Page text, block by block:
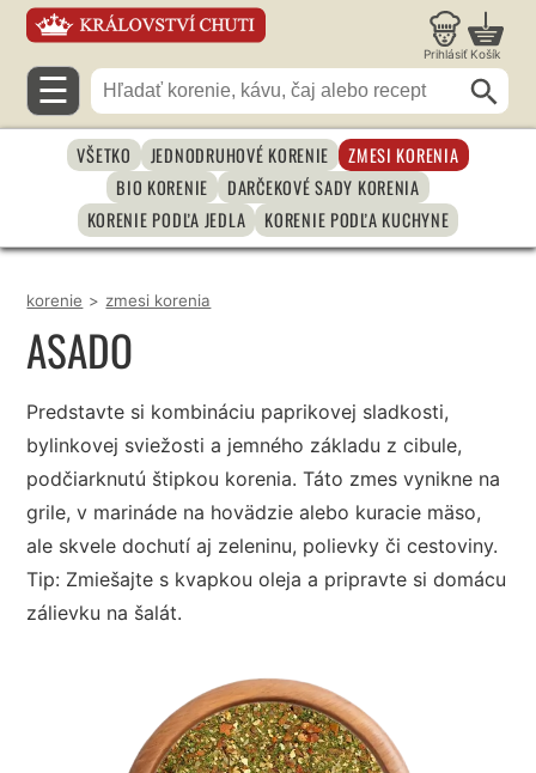
Prihlásiť Košík
☰
VŠETKO JEDNODRUHOVÉ KORENIE
ZMESI KORENIA
BIO KORENIE
DARČEKOVÉ SADY KORENIA
KORENIE PODĽA JEDLA
KORENIE PODĽA KUCHYNE
korenie > zmesi korenia
ASADO
Predstavte si kombináciu paprikovej sladkosti,
bylinkovej sviežosti a jemného základu z cibule,
podčiarknutú štipkou korenia. Táto zmes vynikne na
grile, v marináde na hovädzie alebo kuracie mäso,
ale skvele dochutí aj zeleninu, polievky či cestoviny.
Tip: Zmiešajte s kvapkou oleja a pripravte si domácu
zálievku na šalát.